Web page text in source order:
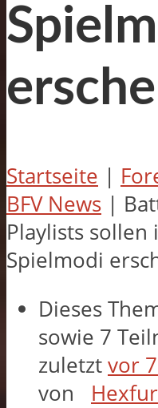
Startseite |
BFV News |
Playlists
Spielmodi
Dieses
sowie 7
zuletzt vor
von